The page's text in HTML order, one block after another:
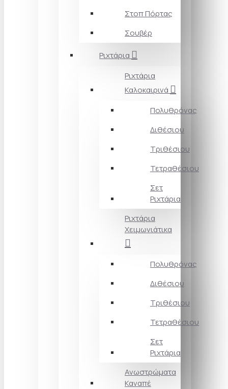
Στοπ Πόρτας
Σουβέρ
Ριχτάρια
Ριχτάρια
Καλοκαιρινά
Πολυθρόνας
Διθέσιου
Τριθέσιου
Τετραθέσιου
Σετ
Ριχτάρια
Ριχτάρια
Χειμωνιάτικα
Πολυθρόνας
Διθέσιου
Τριθέσιου
Τετραθέσιου
Σετ
Ριχτάρια
Ανωστρώματα
Καναπέ